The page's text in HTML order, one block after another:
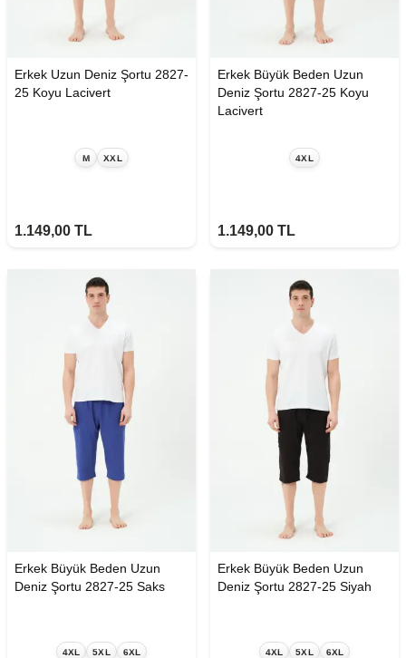
Erkek Uzun Deniz Şortu 2827-
25 Koyu Lacivert
M XXL
1.149,00 TL
Erkek Büyük Beden Uzun
Deniz Şortu 2827-25 Koyu
Lacivert
4XL
1.149,00 TL
Erkek Büyük Beden Uzun
Deniz Şortu 2827-25 Saks
4XL 5XL 6XL
Erkek Büyük Beden Uzun
Deniz Şortu 2827-25 Siyah
4XL 5XL 6XL